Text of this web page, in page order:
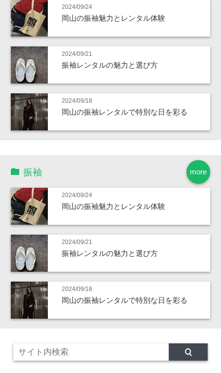
2024/09/24
岡山の振袖魅力とレンタル体験
2024/09/21
振袖レンタルの魅力と選び方
2024/09/18
岡山の振袖レンタルで特別な日を彩る
more
振袖
2024/09/24
岡山の振袖魅力とレンタル体験
2024/09/21
振袖レンタルの魅力と選び方
2024/09/18
岡山の振袖レンタルで特別な日を彩る